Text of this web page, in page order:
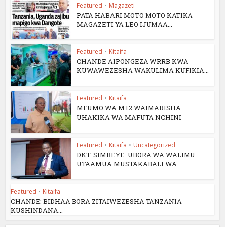
Featured • Magazeti
PATA HABARI MOTO MOTO KATIKA
MAGAZETI YA LEO IJUMAA...
Featured • Kitaifa
CHANDE AIPONGEZA WRRB KWA
KUWAWEZESHA WAKULIMA KUFIKIA...
Featured • Kitaifa
MFUMO WA M+2 WAIMARISHA
UHAKIKA WA MAFUTA NCHINI
Featured • Kitaifa • Uncategorized
DKT. SIMBEYE: UBORA WA WALIMU
UTAAMUA MUSTAKABALI WA...
Featured • Kitaifa
CHANDE: BIDHAA BORA ZITAIWEZESHA TANZANIA
KUSHINDANA...